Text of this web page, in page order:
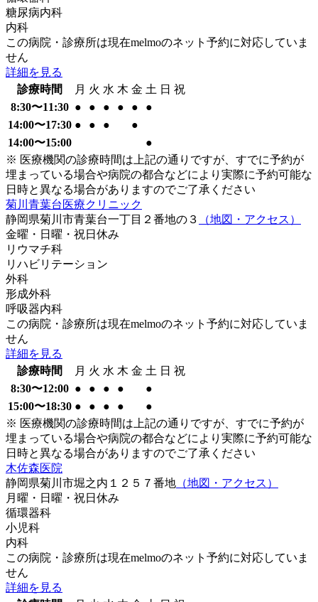
糖尿病内科
内科
この病院・診療所は現在melmoのネット予約に対応していま
せん
詳細を見る
診療時間
月 火 水 木 金 土 日 祝
8:30〜11:30 ● ● ● ● ●
●
14:00〜17:30 ● ● ●
●
14:00〜15:00
●
※ 医療機関の診療時間は上記の通りですが、すでに予約が
埋まっている場合や病院の都合などにより実際に予約可能な
日時と異なる場合がありますのでご了承ください
菊川青葉台医療クリニック
静岡県菊川市青葉台一丁目２番地の３
（地図・アクセス）
金曜・日曜・祝日 休み
リウマチ科
リハビリテーション
外科
形成外科
呼吸器内科
この病院・診療所は現在melmoのネット予約に対応していま
せん
詳細を見る
診療時間
月 火 水 木 金 土 日 祝
8:30〜12:00 ● ● ● ●
●
15:00〜18:30 ● ● ● ●
●
※ 医療機関の診療時間は上記の通りですが、すでに予約が
埋まっている場合や病院の都合などにより実際に予約可能な
日時と異なる場合がありますのでご了承ください
木佐森医院
静岡県菊川市堀之内１２５７番地 （地図・アクセス）
月曜・日曜・祝日 休み
循環器科
小児科
内科
この病院・診療所は現在melmoのネット予約に対応していま
せん
詳細を見る